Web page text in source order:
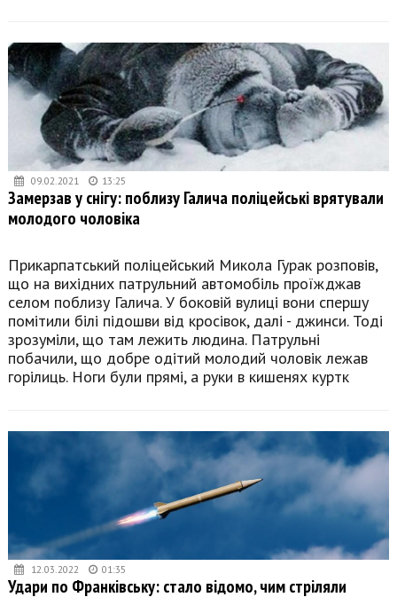
09.02.2021 13:25
Замерзав у снігу: поблизу Галича поліцейські врятували
молодого чоловіка
Прикарпатський поліцейський Микола Гурак розповів,
що на вихідних патрульний автомобіль проїжджав
селом поблизу Галича. У боковій вулиці вони спершу
помітили білі підошви від кросівок, далі - джинси. Тоді
зрозуміли, що там лежить людина. Патрульні
побачили, що добре одітий молодий чоловік лежав
горілиць. Ноги були прямі, а руки в кишенях куртк
12.03.2022 01:35
Удари по Франківську: стало відомо, чим стріляли